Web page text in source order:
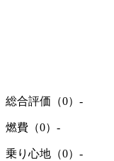
総合評価（0） -
燃費（0） -
乗り心地（0） -